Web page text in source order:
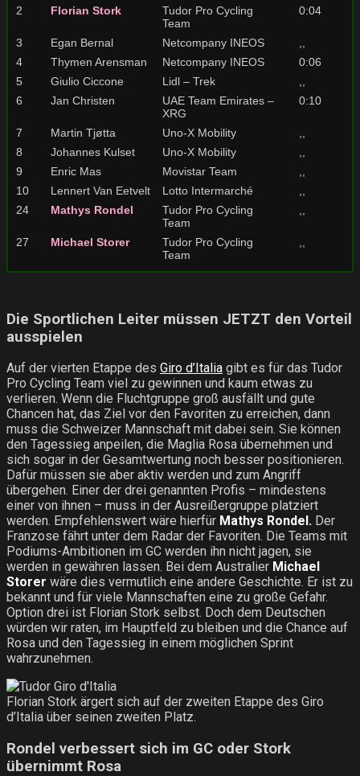
2 Florian Stork
Tudor Pro Cycling
Team
0:04
3 Egan Bernal Netcompany INEOS
4
Thymen Arensman Netcompany INEOS
0:06
5
Giulio Ciccone Lidl – Trek
6
Jan Christen
UAE Team Emirates –
XRG
0:10
7 Martin Tjøtta Uno-X Mobility
8
Johannes Kulset Uno-X Mobility
9
Enric Mas Movistar Team
10
Lennert Van Eetvelt Lotto Intermarché
24
Mathys Rondel
Tudor Pro Cycling
Team
27 Michael Storer
Tudor Pro Cycling
Team
Die Sportlichen Leiter müssen JETZT den Vorteil
ausspielen
Auf der vierten Etappe des Giro d’Italia gibt es für das Tudor
Pro Cycling Team viel zu gewinnen und kaum etwas zu
verlieren. Wenn die Fluchtgruppe groß ausfällt und gute
Chancen hat, das Ziel vor den Favoriten zu erreichen, dann
muss die Schweizer Mannschaft mit dabei sein. Sie können
den Tagessieg anpeilen, die Maglia Rosa übernehmen und
sich sogar in der Gesamtwertung noch besser positionieren.
Dafür müssen sie aber aktiv werden und zum Angriff
übergehen. Einer der drei genannten Profis – mindestens
einer von ihnen – muss in der Ausreißergruppe platziert
werden. Empfehlenswert wäre hierfür Mathys Rondel. Der
Franzose fährt unter dem Radar der Favoriten. Die Teams mit
Podiums-Ambitionen im GC werden ihn nicht jagen, sie
werden in gewähren lassen. Bei dem Australier Michael
Storer wäre dies vermutlich eine andere Geschichte. Er ist zu
bekannt und für viele Mannschaften eine zu große Gefahr.
Option drei ist Florian Stork selbst. Doch dem Deutschen
würden wir raten, im Hauptfeld zu bleiben und die Chance auf
Rosa und den Tagessieg in einem möglichen Sprint
wahrzunehmen.
Florian Stork ärgert sich auf der zweiten Etappe des Giro
d’Italia über seinen zweiten Platz.
Rondel verbessert sich im GC oder Stork
übernimmt Rosa